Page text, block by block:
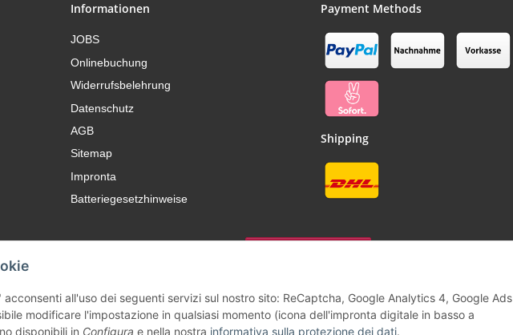
all'uso dei seguenti servizi sul nostro sito: ReCaptcha, Google Analytics 4, Google Ads
modificare l'impostazione in qualsiasi momento (icona dell'impronta digitale in basso a
disponibili in Configura e nella nostra informativa sulla protezione dei dati.
Informationen
JOBS
Onlinebuchung
Widerrufsbelehrung
Datenschutz
AGB
Sitemap
Impronta
Batteriegesetzhinweise
Payment Methods
Shipping